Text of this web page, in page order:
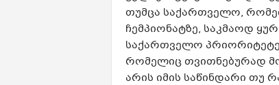
თუმცა საქართველო,
ჩემპიონატზე, საკმაოდ
საქართველო
რომელიც თვითნებურად
არის იმის საწინდარი თუ